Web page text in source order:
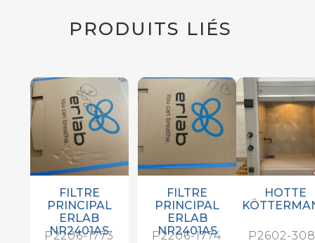
PRODUITS LIÉS
FILTRE
PRINCIPAL
ERLAB
NR2401AS
P2206-1773
FILTRE
PRINCIPAL
ERLAB
NR2401AS
P2206-1774
HOTTE
P2602-